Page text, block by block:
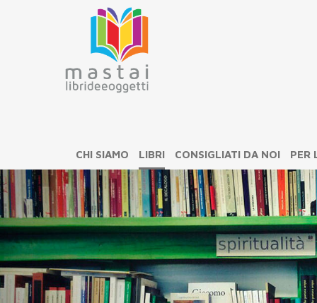
CHI SIAMO LIBRI CONSIGLIATI DA NOI PER